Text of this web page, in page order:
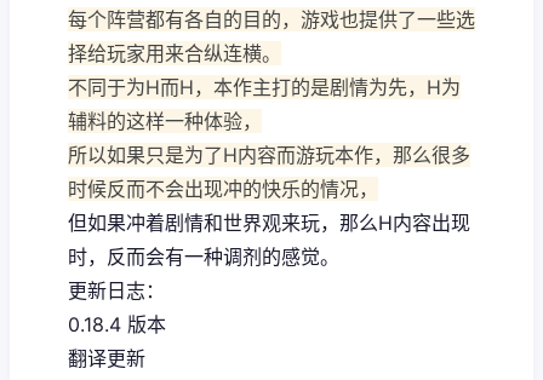
每个阵营都有各自的目的，游戏也提供了一些选
择给玩家用来合纵连横。
不同于为H而H，本作主打的是剧情为先，H为
辅料的这样一种体验，
所以如果只是为了H内容而游玩本作，那么很多
时候反而不会出现冲的快乐的情况，
但如果冲着剧情和世界观来玩，那么H内容出现
时，反而会有一种调剂的感觉。
更新日志：
0.18.4 版本
翻译更新